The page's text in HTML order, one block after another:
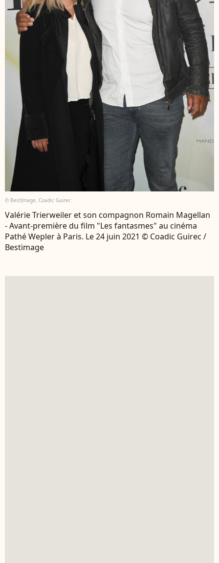
© BestImage, Coadic Guirec
Valérie Trierweiler et son compagnon Romain Magellan
- Avant-première du film "Les fantasmes" au cinéma
Pathé Wepler à Paris. Le 24 juin 2021 © Coadic Guirec /
Bestimage